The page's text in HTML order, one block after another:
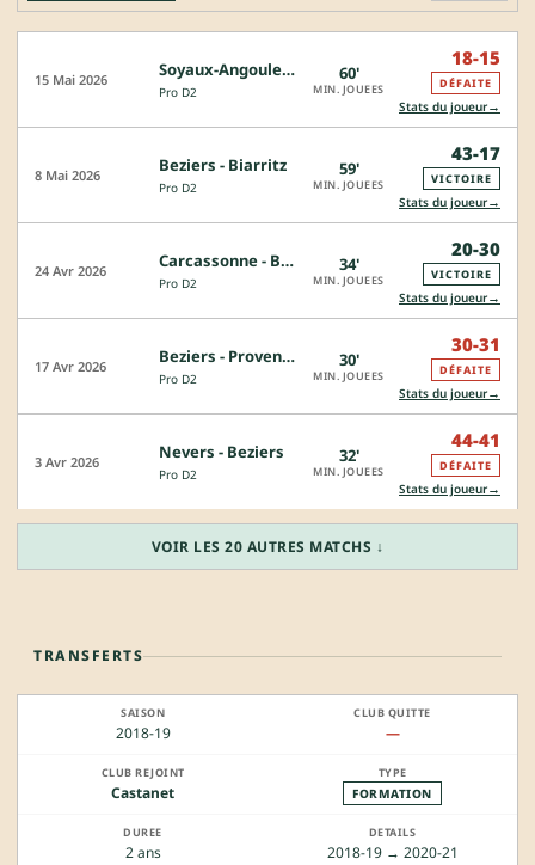
15 Mai 2026 Soyaux-Angouleme - Beziers
Pro D2
60'
MIN. JOUEES
18-15
DÉFAITE
Stats du joueur→
8 Mai 2026 Beziers - Biarritz
Pro D2
59'
MIN. JOUEES
43-17
VICTOIRE
Stats du joueur→
24 Avr 2026 Carcassonne - Beziers
Pro D2
34'
MIN. JOUEES
20-30
VICTOIRE
Stats du joueur→
17 Avr 2026 Beziers - Provence Rugby
Pro D2
30'
MIN. JOUEES
30-31
DÉFAITE
Stats du joueur→
3 Avr 2026 Nevers - Beziers
Pro D2
32'
MIN. JOUEES
44-41
DÉFAITE
Stats du joueur→
VOIR LES 20 AUTRES MATCHS ↓
TRANSFERTS
2018-19 —
Castanet FORMATION
2 ans 2018-19 → 2020-21